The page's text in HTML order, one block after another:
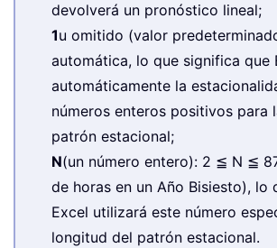
devolverá un pronóstico lineal;
1u omitido (valor
automática, lo que significa que
automáticamente la
números enteros positivos para
patrón estacional;
N(un número entero): 2 ≦ N ≦
de horas en un Año Bisiesto), lo
Excel utilizará este número
longitud del patrón estacional.